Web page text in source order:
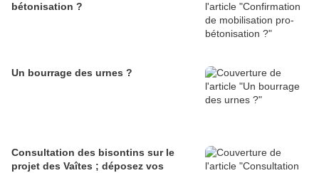
bétonisation ?
Un bourrage des urnes ?
Consultation des bisontins sur le
projet des Vaîtes ; déposez vos